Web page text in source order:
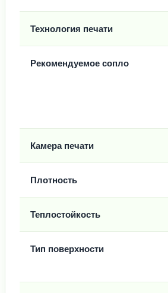
Технология печати
Рекомендуемое сопло
Камера печати
Плотность
Теплостойкость
Тип поверхности